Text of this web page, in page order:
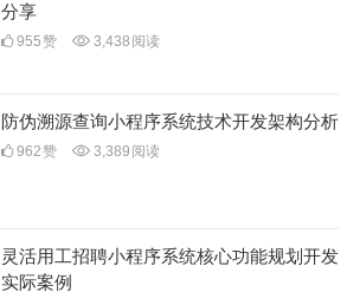
分享
955赞 3,438 阅读
防伪溯源查询小程序系统技术开发架构分析
962赞 3,389 阅读
灵活用工招聘小程序系统核心功能规划开发
实际案例